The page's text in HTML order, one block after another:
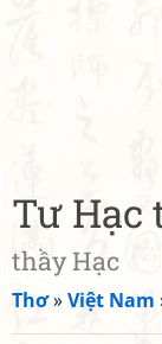
Tư Hạc
thầy Hạc
Thơ»Việt Nam